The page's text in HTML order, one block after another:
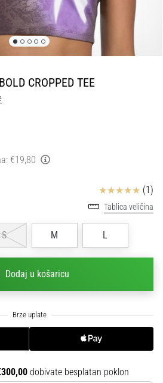
CROPPED TEE
€19,80
Ocjena proizvoda
(1)
Tablica veličina
S M L
Dodaj u košaricu
dobivate besplatan poklon